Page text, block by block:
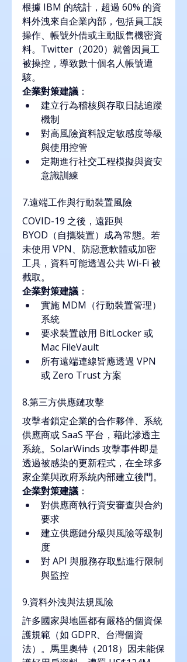
根據 IBM 的統計，超過 60% 的資
料外洩來自企業內部，包括員工誤
操作、帳號外借或主動販售機密資
料。Twitter（2020）就曾因員工
被操控，導致數十個名人帳號遭
駭。
企業對策建議 ：
建立行為稽核與存取日誌追蹤
機制
對高風險資料設定敏感度等級
與使用控管
定期進行社交工程模擬與資安
意識訓練
7.遠端工作與行動裝置風險
COVID-19 之後，遠距與
BYOD（自攜裝置）成為常態。若
未使用 VPN、防惡意軟體或加密
工具，資料可能透過公共 Wi-Fi 被
截取。
企業對策建議 ：
實施 MDM（行動裝置管理）
系統
要求裝置啟用 BitLocker 或
Mac FileVault
所有遠端連線皆應透過 VPN
或 Zero Trust 方案
8.第三方供應鏈攻擊
攻擊者鎖定企業的合作夥伴、系統
供應商或 SaaS 平台，藉此滲透主
系統。SolarWinds 攻擊事件即是
透過被感染的更新程式，在全球多
家企業與政府系統內部建立後門。
企業對策建議 ：
對供應商執行資安審查與合約
要求
建立供應鏈分級與風險等級制
度
對 API 與服務存取點進行限制
與監控
9.資料外洩與法規風險
許多國家與地區都有嚴格的個資保
護規範（如 GDPR、台灣個資
法）。馬里奧特（2018）因未能保